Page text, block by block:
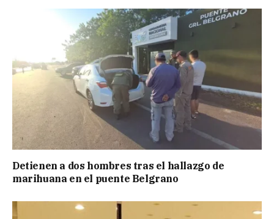
Detienen a dos hombres tras el hallazgo de
marihuana en el puente Belgrano